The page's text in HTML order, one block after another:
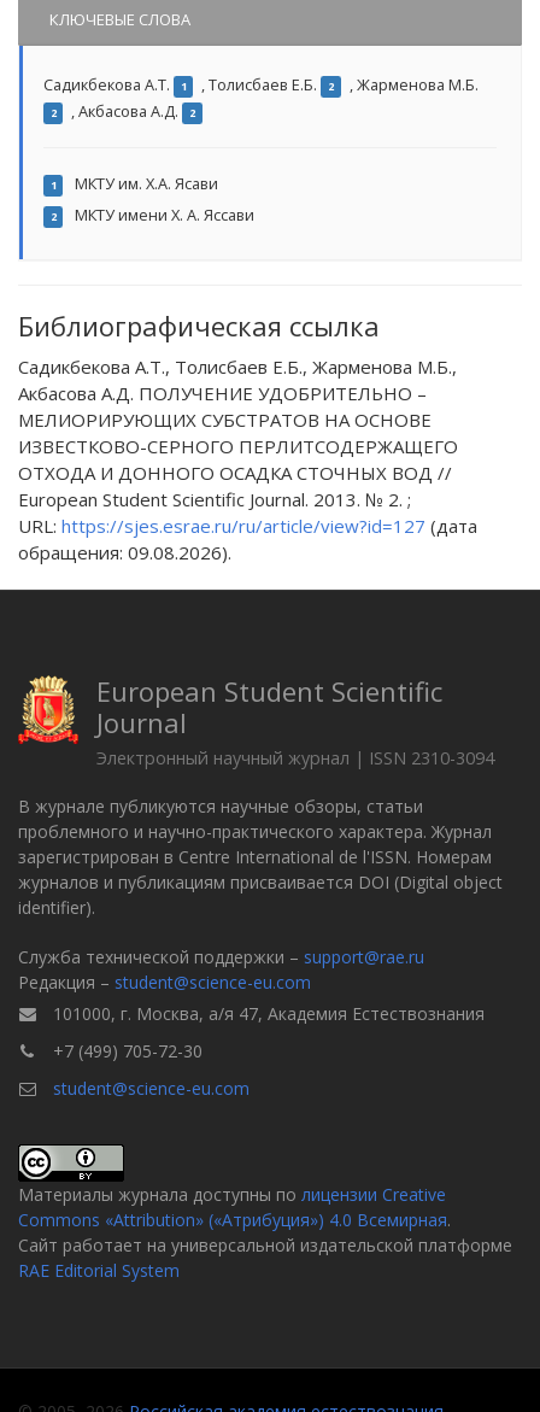
КЛЮЧЕВЫЕ СЛОВА
Садикбекова А.Т. 1 ,Толисбаев Е.Б. 2 ,Жарменова М.Б.
2 ,Акбасова А.Д. 2
1 МКТУ им. Х.А. Ясави
2 МКТУ имени Х. А. Яссави
Библиографическая ссылка
Садикбекова А.Т., Толисбаев Е.Б., Жарменова М.Б.,
Акбасова А.Д. ПОЛУЧЕНИЕ УДОБРИТЕЛЬНО –
МЕЛИОРИРУЮЩИХ СУБСТРАТОВ НА ОСНОВЕ
ИЗВЕСТКОВО-СЕРНОГО ПЕРЛИТСОДЕРЖАЩЕГО
ОТХОДА И ДОННОГО ОСАДКА СТОЧНЫХ ВОД //
European Student Scientific Journal. 2013. № 2. ;
URL: https://sjes.esrae.ru/ru/article/view?id=127 (дата
обращения: 09.08.2026).
European Student Scientific
Journal
Электронный научный журнал | ISSN 2310-3094
В журнале публикуются научные обзоры, статьи
проблемного и научно-практического характера. Журнал
зарегистрирован в Centre International de l'ISSN. Номерам
журналов и публикациям присваивается DOI (Digital object
identifier).
Служба технической поддержки – support@rae.ru
Редакция – student@science-eu.com
101000, г. Москва, а/я 47, Академия Естествознания
+7 (499) 705-72-30
student@science-eu.com
Материалы журнала доступны по лицензии Creative
Commons «Attribution» («Атрибуция») 4.0 Всемирная.
Сайт работает на универсальной издательской платформе
RAE Editorial System